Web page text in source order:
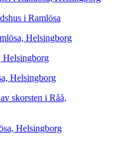
i Ramlösa
Helsingborg
Helsingborg
Helsingborg
skorsten i Råå,
Helsingborg